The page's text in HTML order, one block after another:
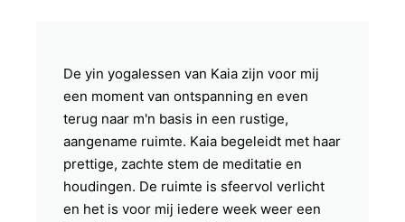
De yin yogalessen van Kaia zijn voor mij
een moment van ontspanning en even
terug naar m'n basis in een rustige,
aangename ruimte. Kaia begeleidt met haar
prettige, zachte stem de meditatie en
houdingen. De ruimte is sfeervol verlicht
en het is voor mij iedere week weer een